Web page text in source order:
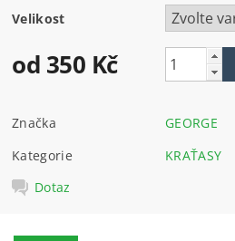
Velikost
od 350 Kč
Značka
GEORGE
Kategorie
KRAŤASY
Dotaz